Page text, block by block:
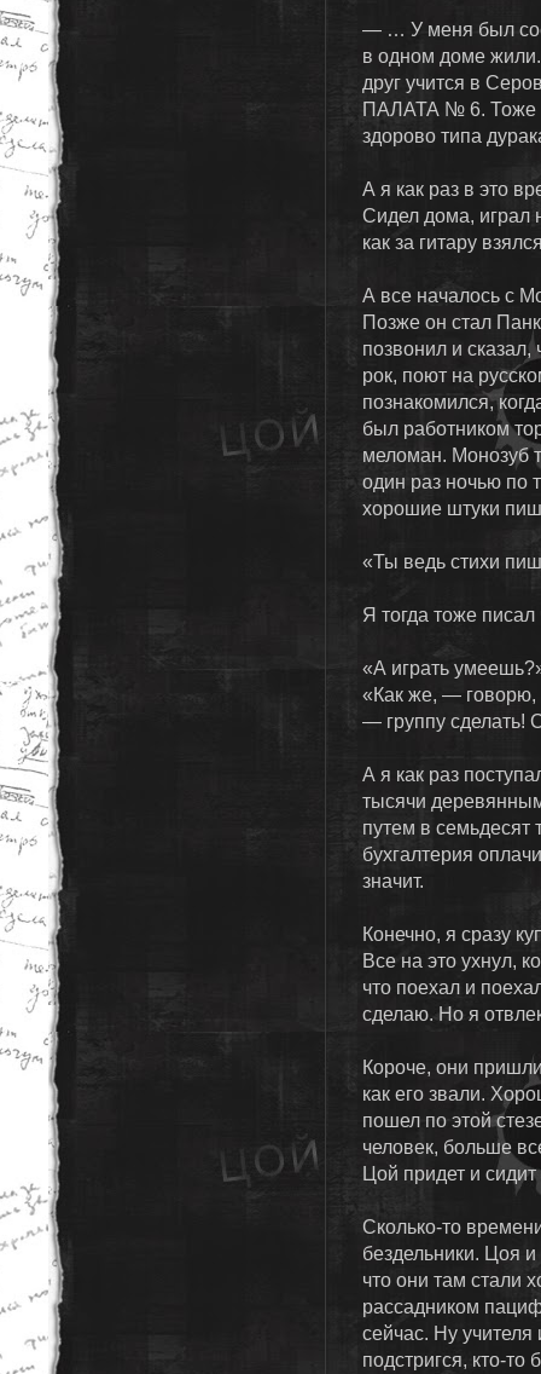
— … У меня был
в одном доме жили.
друг учится в
ПАЛАТА № 6. Тоже
здорово типа
А я как раз в это
Сидел дома, играл
как за гитару
А все началось с
Позже он стал
позвонил и сказал,
рок, поют на
познакомился,
был работником
меломан. Монозуб
один раз ночью по
хорошие штуки
«Ты ведь стихи
Я тогда тоже писал
«А играть
«Как же, — говорю,
— группу сделать!
А я как раз
тысячи
путем в семьдесят
бухгалтерия
значит.
Конечно, я сразу
Все на это ухнул,
что поехал и
сделаю. Но я
Короче, они
как его звали.
пошел по этой
человек, больше
Цой придет и сидит
Сколько-то
бездельники. Цоя
что они там стали
рассадником
сейчас. Ну учителя
подстригся, кто-